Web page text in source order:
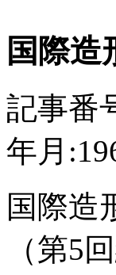
国際造
記事番
年月
国際造
（第5